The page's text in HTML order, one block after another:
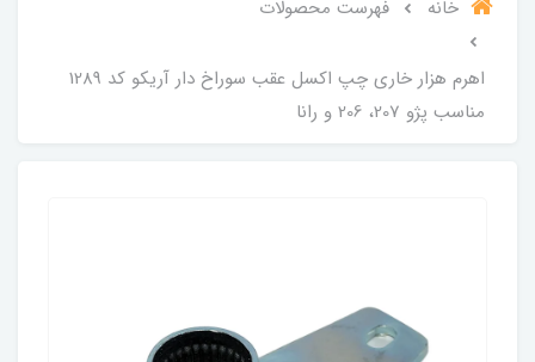
خانه فهرست محصولات
اهرم هزار خاری چپ اکسل عقب سوراخ دار آریکو کد 1289
مناسب پژو 207، 206 و رانا